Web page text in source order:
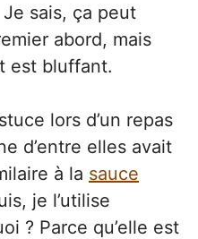
sais, ça peut
abord, mais
est bluffant.
lors d’un repas
d’entre elles avait
à la sauce
je l’utilise
? Parce qu’elle est